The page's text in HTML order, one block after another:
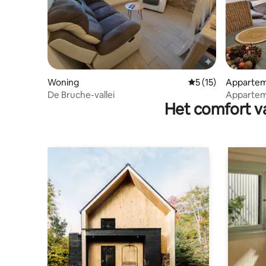
Woning Gemiddelde
5 (15)
De Bruche-vallei
Het comfort